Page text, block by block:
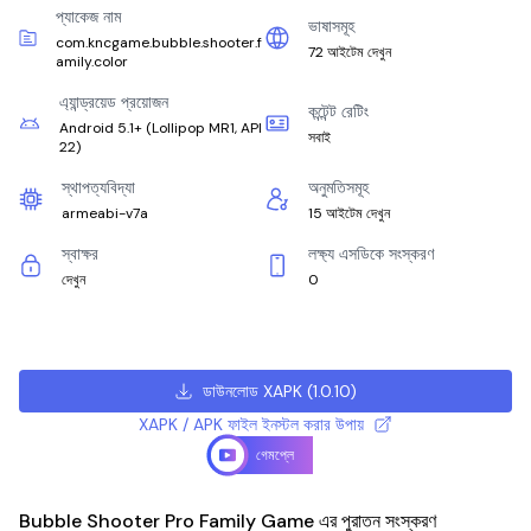
প্যাকেজ নাম
com.kncgame.bubble.shooter.f
amily.color
ভাষাসমূহ
72 আইটেম দেখুন
এ্যান্ড্রয়েড প্রয়োজন
Android 5.1+ (Lollipop MR1, API
22)
কন্টেন্ট রেটিং
সবাই
স্থাপত্যবিদ্যা
armeabi-v7a
অনুমতিসমূহ
15 আইটেম দেখুন
স্বাক্ষর
দেখুন
লক্ষ্য এসডিকে সংস্করণ
0
ডাউনলোড XAPK(1.0.10)
XAPK / APK ফাইল ইনস্টল করার উপায়
গেমপ্লে
Bubble Shooter Pro Family Game এর পুরাতন সংস্করণ